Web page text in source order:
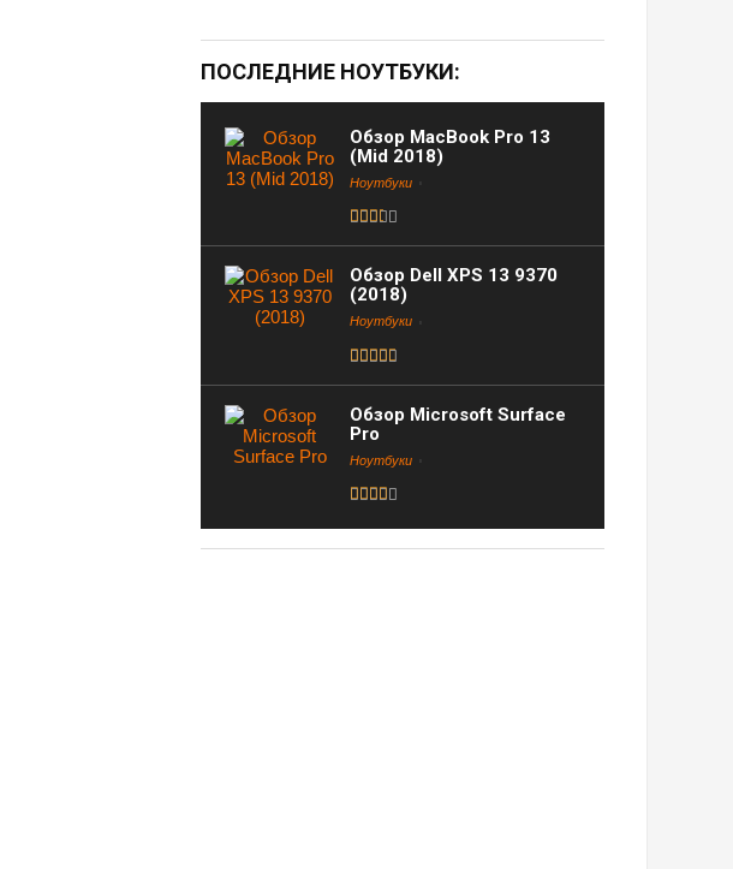
ПОСЛЕДНИЕ НОУТБУКИ:
Обзор MacBook Pro 13
(Mid 2018)
Ноутбуки
Обзор Dell XPS 13 9370
(2018)
Ноутбуки
Обзор Microsoft Surface
Pro
Ноутбуки